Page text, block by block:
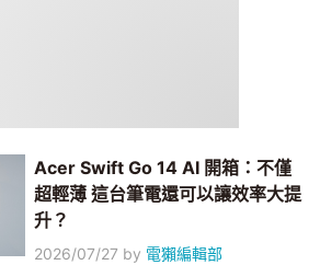
Acer Swift Go 14 AI 開箱：不僅
超輕薄 這台筆電還可以讓效率大提
升？
2026/07/27 by 電獺編輯部